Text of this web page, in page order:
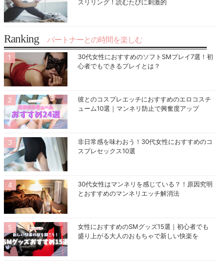
スリリング！読むたびに刺激的
Ranking パートナーとの時間を楽しむ
30代女性におすすめのソフトSMプレイ7選！初
心者でもできるプレイとは？
彼とのコスプレエッチにおすすめのエロコスチ
ューム10選｜マンネリ防止で興奮度アップ
非日常感を味わおう！30代女性におすすめのコ
スプレセックス10選
30代女性はマンネリを感じている？！原因究明
とおすすめのマンネリエッチ解消法
女性におすすめのSMグッズ15選｜初心者でも
盛り上がる大人のおもちゃで新しい快楽を